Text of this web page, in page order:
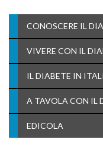
CONOSCERE IL
VIVERE CON IL
IL DIABETE IN
A TAVOLA CON IL
EDICOLA